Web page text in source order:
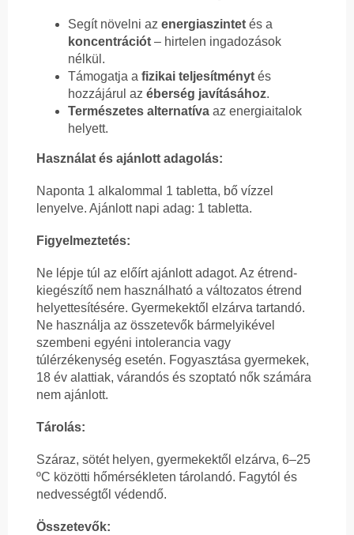
Segít növelni az energiaszintet és a
koncentrációt – hirtelen ingadozások
nélkül.
Támogatja a fizikai teljesítményt és
hozzájárul az éberség javításához.
Természetes alternatíva az energiaitalok
helyett.
Használat és ajánlott adagolás:
Naponta 1 alkalommal 1 tabletta, bő vízzel
lenyelve. Ajánlott napi adag: 1 tabletta.
Figyelmeztetés:
Ne lépje túl az előírt ajánlott adagot. Az étrend-
kiegészítő nem használható a változatos étrend
helyettesítésére. Gyermekektől elzárva tartandó.
Ne használja az összetevők bármelyikével
szembeni egyéni intolerancia vagy
túlérzékenység esetén. Fogyasztása gyermekek,
18 év alattiak, várandós és szoptató nők számára
nem ajánlott.
Tárolás:
Száraz, sötét helyen, gyermekektől elzárva, 6–25
ºC közötti hőmérsékleten tárolandó. Fagytól és
nedvességtől védendő.
Összetevők: